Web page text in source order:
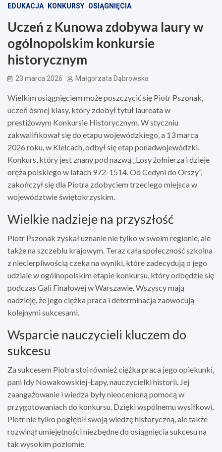
EDUKACJA KONKURSY OSIĄGNIĘCIA
Uczeń z Kunowa zdobywa laury w
ogólnopolskim konkursie
historycznym
23 marca 2026 Małgorzata Dąbrowska
Wielkim osiągnięciem może poszczycić się Piotr Pszonak,
uczeń ósmej klasy, który zdobył tytuł laureata w
prestiżowym Konkursie Historycznym. W styczniu
zakwalifikował się do etapu wojewódzkiego, a 13 marca
2026 roku, w Kielcach, odbył się etap ponadwojewódzki.
Konkurs, który jest znany pod nazwą „Losy żołnierza i dzieje
oręża polskiego w latach 972-1514. Od Cedyni do Orszy”,
zakończył się dla Piotra zdobyciem trzeciego miejsca w
województwie świętokrzyskim.
Wielkie nadzieje na przyszłość
Piotr Pszonak zyskał uznanie nie tylko w swoim regionie, ale
także na szczeblu krajowym. Teraz cała społeczność szkolna
z niecierpliwością czeka na wyniki, które zadecydują o jego
udziale w ogólnopolskim etapie konkursu, który odbędzie się
podczas Gali Finałowej w Warszawie. Wszyscy mają
nadzieję, że jego ciężka praca i determinacja zaowocują
kolejnymi sukcesami.
Wsparcie nauczycieli kluczem do
sukcesu
Za sukcesem Piotra stoi również ciężka praca jego opiekunki,
pani Idy Nowakowskiej-Łapy, nauczycielki historii. Jej
zaangażowanie i wiedza były nieocenioną pomocą w
przygotowaniach do konkursu. Dzięki wspólnemu wysiłkowi,
Piotr nie tylko pogłębił swoją wiedzę historyczną, ale także
rozwinął umiejętności niezbędne do osiągnięcia sukcesu na
tak wysokim poziomie.